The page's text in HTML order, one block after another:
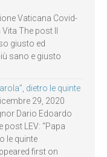
Vaticana Covid-
The post Il
giusto ed
sano e giusto
dietro le quinte
29, 2020
Dario Edoardo
LEV: “Papa
le quinte
first on